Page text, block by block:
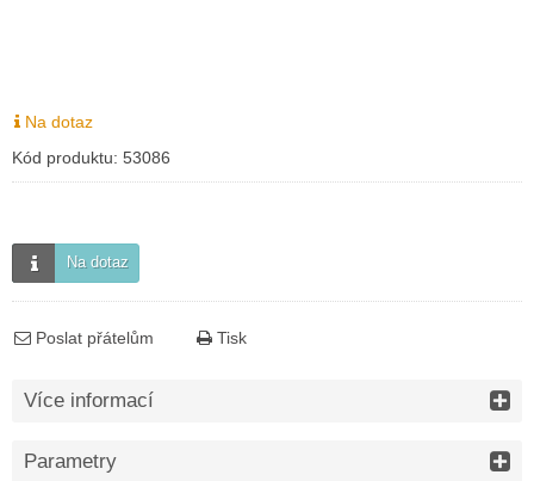
Na dotaz
Kód produktu: 53086
Na dotaz
Poslat přátelům Tisk
Více informací
Parametry